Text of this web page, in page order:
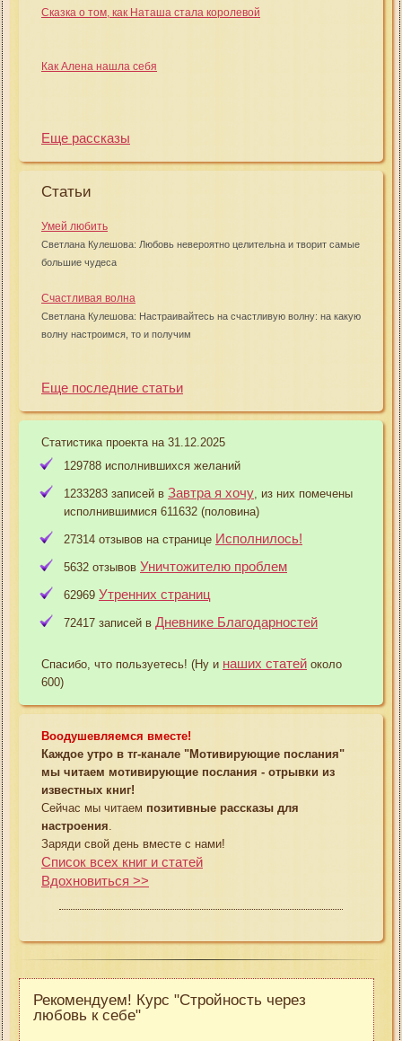
Сказка о том, как Наташа стала королевой
Как Алена нашла себя
Еще рассказы
Статьи
Умей любить
Светлана Кулешова: Любовь невероятно целительна и творит самые
большие чудеса
Счастливая волна
Светлана Кулешова: Настраивайтесь на счастливую волну: на какую
волну настроимся, то и получим
Еще последние статьи
Статистика проекта на 31.12.2025
129788 исполнившихся желаний
1233283 записей в Завтра я хочу , из них помечены
исполнившимися 611632 (половина)
27314 отзывов на странице Исполнилось!
5632 отзывов Уничтожителю проблем
62969 Утренних страниц
72417 записей в Дневнике Благодарностей
Спасибо, что пользуетесь! (Ну и наших статей около
600)
Воодушевляемся вместе!
Каждое утро в тг-канале "Мотивирующие послания"
мы читаем мотивирующие послания - отрывки из
известных книг!
Сейчас мы читаем позитивные рассказы для
настроения
Заряди свой день вместе с нами!
Список всех книг и статей
Вдохновиться >>
Рекомендуем! Курс "Стройность через
любовь к себе"